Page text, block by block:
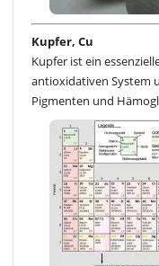
Kupfer, Cu
Kupfer ist ein
antioxidativen System
Pigmenten und